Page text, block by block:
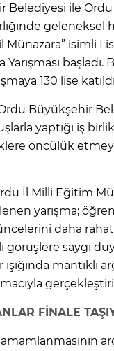
Belediyesi ile
geleneksel
Münazara” isimli
başladı.
130 lise
Büyükşehir
yaptığı iş
öncülük
İl Milli Eğitim
yarışma;
daha
görüşlere saygı
mantıklı
FİNALE